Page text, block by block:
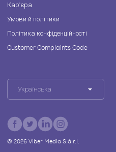
Кар'єра
Умови й політики
Політика конфіденційності
Customer Complaints Code
Українська
© 2026Viber Media S.à r.l.